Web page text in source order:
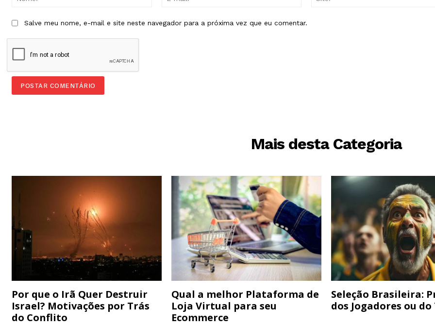
Salve meu nome, e-mail e site neste navegador para a próxima vez que eu comentar.
Mais desta Categoria
Por que o Irã Quer Destruir
Israel? Motivações por Trás
do Conflito
Qual a melhor Plataforma de
Loja Virtual para seu
Ecommerce
Seleção Brasileira:
dos Jogadores ou do